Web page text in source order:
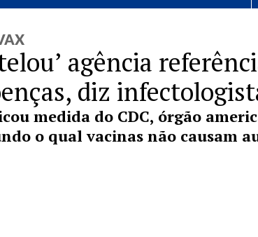
agência
diz
medida do CDC, órgão
o qual vacinas não causam